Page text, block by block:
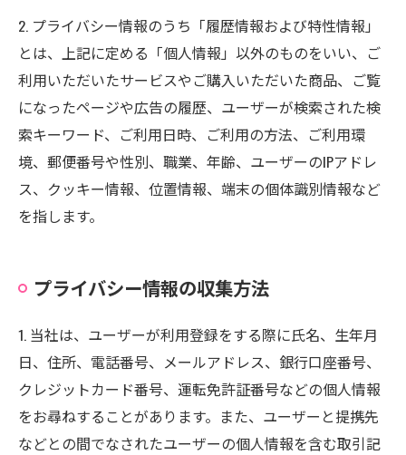
2. プライバシー情報のうち「履歴情報および特性情報」
とは、上記に定める「個人情報」以外のものをいい、ご
利用いただいたサービスやご購入いただいた商品、ご覧
になったページや広告の履歴、ユーザーが検索された検
索キーワード、ご利用日時、ご利用の方法、ご利用環
境、郵便番号や性別、職業、年齢、ユーザーのIPアドレ
ス、クッキー情報、位置情報、端末の個体識別情報など
を指します。
プライバシー情報の収集方法
1. 当社は、ユーザーが利用登録をする際に氏名、生年月
日、住所、電話番号、メールアドレス、銀行口座番号、
クレジットカード番号、運転免許証番号などの個人情報
をお尋ねすることがあります。また、ユーザーと提携先
などとの間でなされたユーザーの個人情報を含む取引記